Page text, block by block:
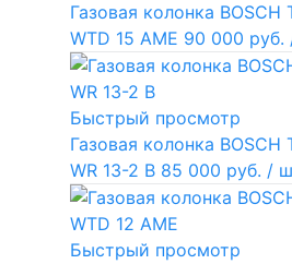
Газовая колонка BOSCH
WTD 15 AME 90 000 руб.
Быстрый просмотр
Газовая колонка BOSCH
WR 13-2 В 85 000 руб. /
Быстрый просмотр